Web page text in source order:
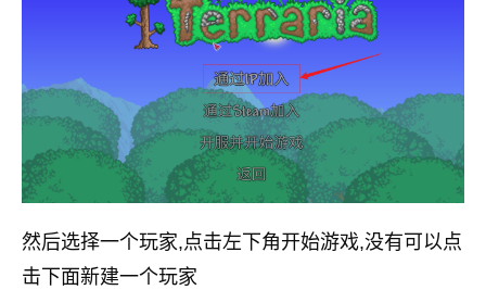
然后选择一个玩家,点击左下角开始游戏,没有可以点
击下面新建一个玩家